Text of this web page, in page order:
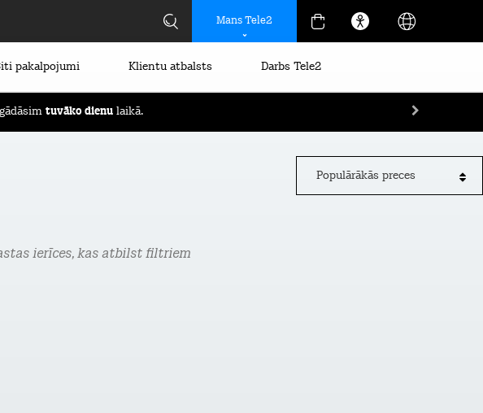
Mans Tele2
pakalpojumi Klientu atbalsts Darbs Tele2
tuvāko dienu laikā.
Populārākās preces
ierīces, kas atbilst filtriem